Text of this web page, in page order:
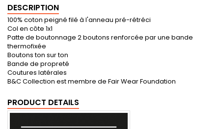
DESCRIPTION
100% coton peigné filé à l'anneau pré-rétréci
Col en côte 1x1
Patte de boutonnage 2 boutons renforcée par une bande
thermofixée
Boutons ton sur ton
Bande de propreté
Coutures latérales
B&C Collection est membre de Fair Wear Foundation
PRODUCT DETAILS